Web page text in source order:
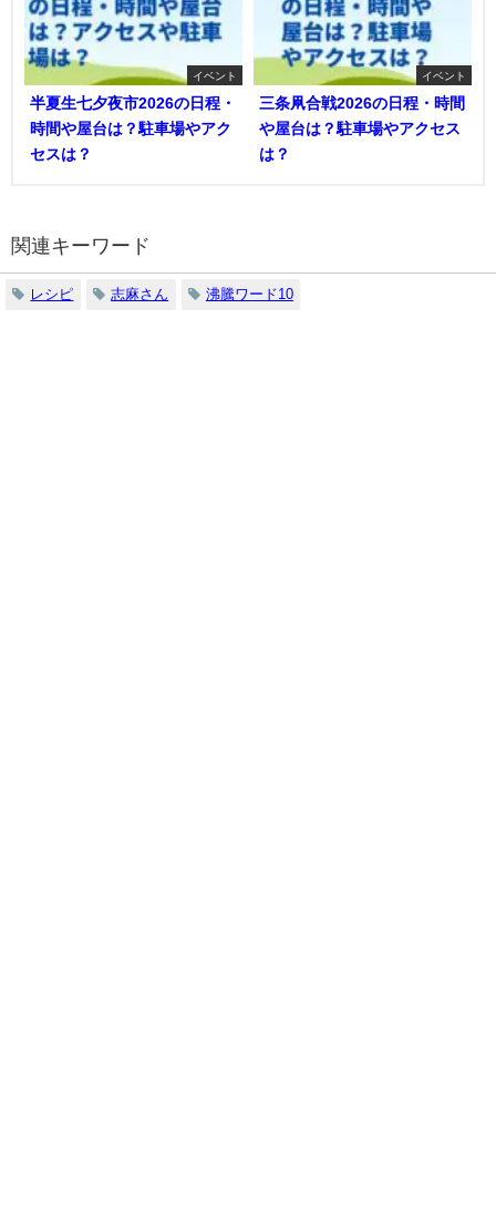
イベント
半夏生七夕夜市2026の日程・
時間や屋台は？駐車場やアク
セスは？
イベント
三条凧合戦2026の日程・時間
や屋台は？駐車場やアクセス
は？
関連キーワード
レシピ 志麻さん 沸騰ワード10